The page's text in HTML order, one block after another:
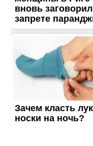
В
вільний
05.06.2026